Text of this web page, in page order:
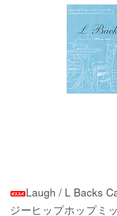
Laugh / L Backs
ジーヒップホップミ